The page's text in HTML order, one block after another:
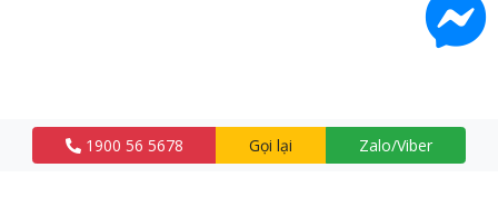
1900 56 5678 Gọi lại Zalo/Viber